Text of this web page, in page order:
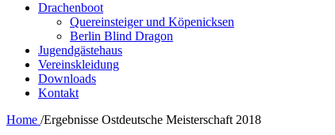
Drachenboot
Quereinsteiger und Köpenicksen
Berlin Blind Dragon
Jugendgästehaus
Vereinskleidung
Downloads
Kontakt
Home /Ergebnisse Ostdeutsche Meisterschaft 2018